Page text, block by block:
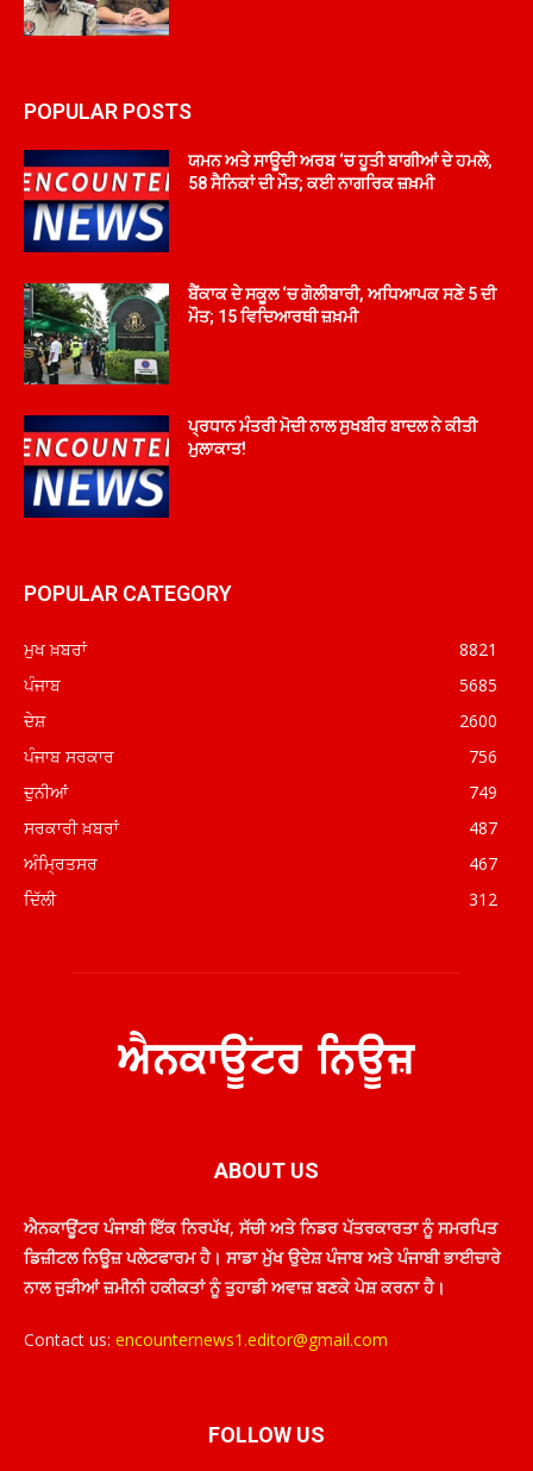
POPULAR POSTS
ਯਮਨ ਅਤੇ ਸਾਊਦੀ ਅਰਬ ‘ਚ ਹੂਤੀ ਬਾਗੀਆਂ ਦੇ ਹਮਲੇ,
58 ਸੈਨਿਕਾਂ ਦੀ ਮੌਤ; ਕਈ ਨਾਗਰਿਕ ਜ਼ਖ਼ਮੀ
ਬੈਂਕਾਕ ਦੇ ਸਕੂਲ ‘ਚ ਗੋਲੀਬਾਰੀ, ਅਧਿਆਪਕ ਸਣੇ 5 ਦੀ
ਮੌਤ; 15 ਵਿਦਿਆਰਥੀ ਜ਼ਖ਼ਮੀ
ਪ੍ਰਧਾਨ ਮੰਤਰੀ ਮੋਦੀ ਨਾਲ ਸੁਖਬੀਰ ਬਾਦਲ ਨੇ ਕੀਤੀ
ਮੁਲਾਕਾਤ!
POPULAR CATEGORY
ਮੁਖ ਖ਼ਬਰਾਂ
8821
ਪੰਜਾਬ
5685
ਦੇਸ਼
2600
ਪੰਜਾਬ ਸਰਕਾਰ
756
ਦੁਨੀਆਂ
749
ਸਰਕਾਰੀ ਖ਼ਬਰਾਂ
487
ਅੰਮ੍ਰਿਤਸਰ
467
ਦਿੱਲੀ
312
ABOUT US
ਐਨਕਾਊਂਟਰ ਪੰਜਾਬੀ ਇੱਕ ਨਿਰਪੱਖ, ਸੱਚੀ ਅਤੇ ਨਿਡਰ ਪੱਤਰਕਾਰਤਾ ਨੂੰ ਸਮਰਪਿਤ
ਡਿਜ਼ੀਟਲ ਨਿਊਜ਼ ਪਲੇਟਫਾਰਮ ਹੈ। ਸਾਡਾ ਮੁੱਖ ਉਦੇਸ਼ ਪੰਜਾਬ ਅਤੇ ਪੰਜਾਬੀ ਭਾਈਚਾਰੇ
ਨਾਲ ਜੁੜੀਆਂ ਜ਼ਮੀਨੀ ਹਕੀਕਤਾਂ ਨੂੰ ਤੁਹਾਡੀ ਅਵਾਜ਼ ਬਣਕੇ ਪੇਸ਼ ਕਰਨਾ ਹੈ।
Contact us: encounternews1.editor@gmail.com
FOLLOW US